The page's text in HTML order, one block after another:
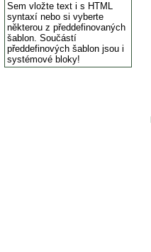
Sem vložte text i s HTML
syntaxí nebo si vyberte
některou z předdefinovaných
šablon. Součástí
předdefinových šablon jsou i
systémové bloky!